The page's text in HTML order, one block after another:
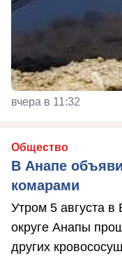
вчера в 11:32
Общество
В Анапе
комарами
Утром 5 августа
округе Анапы
других